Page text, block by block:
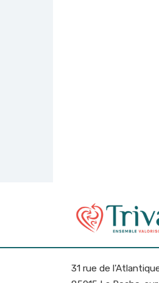
31 rue de